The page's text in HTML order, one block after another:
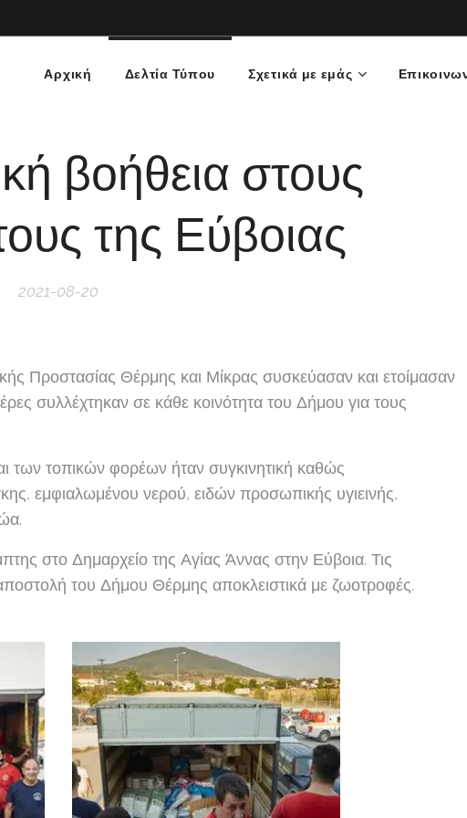
Αρχική Δελτία Τύπου Σχετικά με εμάς
βοήθεια στους
της Εύβοιας
2021-08-20
Προστασίας Θέρμης και Μίκρας συσκεύασαν και ετοίμασαν
συλλέχτηκαν σε κάθε κοινότητα του Δήμου για τους
των τοπικών φορέων ήταν συγκινητική καθώς
εμφιαλωμένου νερού, ειδών προσωπικής υγιεινής,
στο Δημαρχείο της Αγίας Άννας στην Εύβοια. Τις
του Δήμου Θέρμης αποκλειστικά με ζωοτροφές.